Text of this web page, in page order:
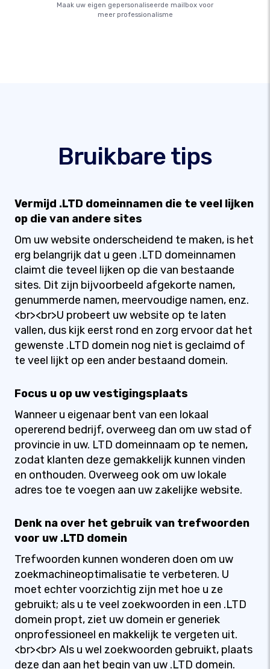
Maak uw eigen gepersonaliseerde mailbox voor
meer professionalisme
Bruikbare tips
Vermijd .LTD domeinnamen die te veel lijken
op die van andere sites
Om uw website onderscheidend te maken, is het
erg belangrijk dat u geen .LTD domeinnamen
claimt die teveel lijken op die van bestaande
sites. Dit zijn bijvoorbeeld afgekorte namen,
genummerde namen, meervoudige namen, enz.
<br><br>U probeert uw website op te laten
vallen, dus kijk eerst rond en zorg ervoor dat het
gewenste .LTD domein nog niet is geclaimd of
te veel lijkt op een ander bestaand domein.
Focus u op uw vestigingsplaats
Wanneer u eigenaar bent van een lokaal
opererend bedrijf, overweeg dan om uw stad of
provincie in uw. LTD domeinnaam op te nemen,
zodat klanten deze gemakkelijk kunnen vinden
en onthouden. Overweeg ook om uw lokale
adres toe te voegen aan uw zakelijke website.
Denk na over het gebruik van trefwoorden
voor uw .LTD domein
Trefwoorden kunnen wonderen doen om uw
zoekmachineoptimalisatie te verbeteren. U
moet echter voorzichtig zijn met hoe u ze
gebruikt; als u te veel zoekwoorden in een .LTD
domein propt, ziet uw domein er generiek
onprofessioneel en makkelijk te vergeten uit.
<br><br> Als u wel zoekwoorden gebruikt, plaats
deze dan aan het begin van uw .LTD domein.